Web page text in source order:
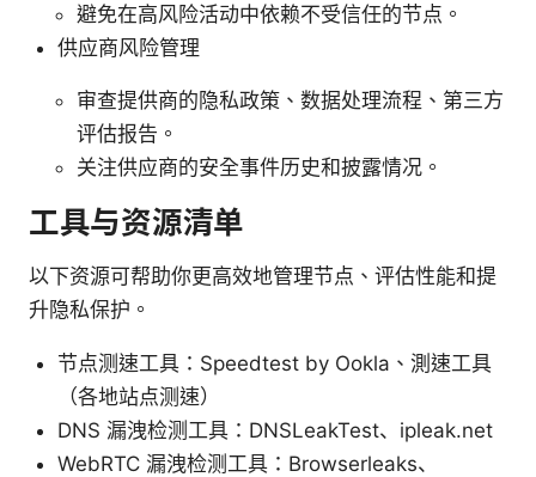
避免在高风险活动中依赖不受信任的节点。
供应商风险管理
审查提供商的隐私政策、数据处理流程、第三方
评估报告。
关注供应商的安全事件历史和披露情况。
工具与资源清单
以下资源可帮助你更高效地管理节点、评估性能和提
升隐私保护。
节点测速工具：Speedtest by Ookla、測速工具
（各地站点测速）
DNS 漏洩检测工具：DNSLeakTest、ipleak.net
WebRTC 漏洩检测工具：Browserleaks、